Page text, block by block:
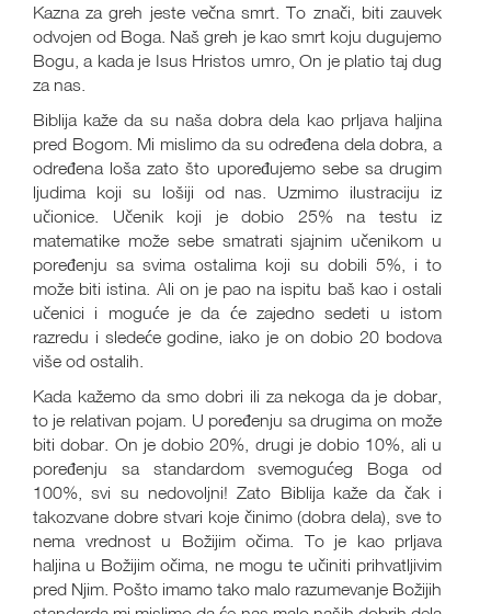
Kazna za greh jeste večna smrt. To znači, biti zauvek
odvojen od Boga. Naš greh je kao smrt koju dugujemo
Bogu, a kada je Isus Hristos umro, On je platio taj dug
za nas.
Biblija kaže da su naša dobra dela kao prljava haljina
pred Bogom. Mi mislimo da su određena dela dobra, a
određena loša zato što upoređujemo sebe sa drugim
ljudima koji su lošiji od nas. Uzmimo ilustraciju iz
učionice. Učenik koji je dobio 25% na testu iz
matematike može sebe smatrati sjajnim učenikom u
poređenju sa svima ostalima koji su dobili 5%, i to
može biti istina. Ali on je pao na ispitu baš kao i ostali
učenici i moguće je da će zajedno sedeti u istom
razredu i sledeće godine, iako je on dobio 20 bodova
više od ostalih.
Kada kažemo da smo dobri ili za nekoga da je dobar,
to je relativan pojam. U poređenju sa drugima on može
biti dobar. On je dobio 20%, drugi je dobio 10%, ali u
poređenju sa standardom svemogućeg Boga od
100%, svi su nedovoljni! Zato Biblija kaže da čak i
takozvane dobre stvari koje činimo (dobra dela), sve to
nema vrednost u Božijim očima. To je kao prljava
haljina u Božijim očima, ne mogu te učiniti prihvatljivim
pred Njim. Pošto imamo tako malo razumevanje Božijih